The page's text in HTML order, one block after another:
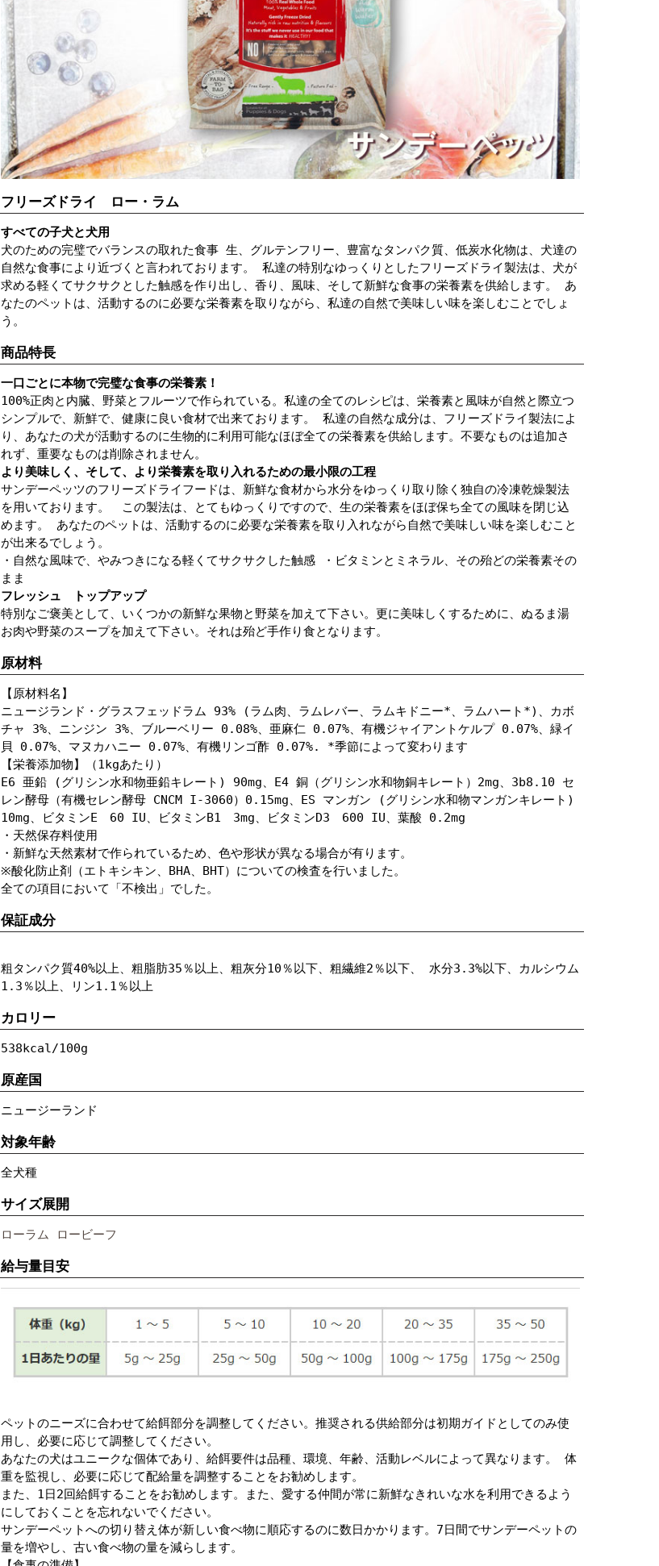
フリーズドライ ロー・ラム
すべての子犬と犬用
犬のための完璧でバランスの取れた食事 生、グルテンフリー、豊富なタンパク質、低炭水化物は、犬達の
自然な食事により近づくと言われております。 私達の特別なゆっくりとしたフリーズドライ製法は、犬が
求める軽くてサクサクとした触感を作り出し、香り、風味、そして新鮮な食事の栄養素を供給します。 あ
なたのペットは、活動するのに必要な栄養素を取りながら、私達の自然で美味しい味を楽しむことでしょ
う。
商品特長
一口ごとに本物で完璧な食事の栄養素！
100%正肉と内臓、野菜とフルーツで作られている。私達の全てのレシピは、栄養素と風味が自然と際立つ
シンプルで、新鮮で、健康に良い食材で出来ております。 私達の自然な成分は、フリーズドライ製法によ
り、あなたの犬が活動するのに生物的に利用可能なほぼ全ての栄養素を供給します。不要なものは追加さ
れず、重要なものは削除されません。
より美味しく、そして、より栄養素を取り入れるための最小限の工程
サンデーペッツのフリーズドライフードは、新鮮な食材から水分をゆっくり取り除く独自の冷凍乾燥製法
を用いております。 この製法は、とてもゆっくりですので、生の栄養素をほぼ保ち全ての風味を閉じ込
めます。 あなたのペットは、活動するのに必要な栄養素を取り入れながら自然で美味しい味を楽しむこと
が出来るでしょう。
・自然な風味で、やみつきになる軽くてサクサクした触感 ・ビタミンとミネラル、その殆どの栄養素その
まま
フレッシュ トップアップ
特別なご褒美として、いくつかの新鮮な果物と野菜を加えて下さい。更に美味しくするために、ぬるま湯
お肉や野菜のスープを加えて下さい。それは殆ど手作り食となります。
原材料
【原材料名】
ニュージランド・グラスフェッドラム 93% (ラム肉、ラムレバー、ラムキドニー*、ラムハート*)、カボ
チャ 3%、ニンジン 3%、ブルーベリー 0.08%、亜麻仁 0.07%、有機ジャイアントケルプ 0.07%、緑イ
貝 0.07%、マヌカハニー 0.07%、有機リンゴ酢 0.07%. *季節によって変わります
【栄養添加物】（1kgあたり）
E6 亜鉛 (グリシン水和物亜鉛キレート) 90mg、E4 銅（グリシン水和物銅キレート）2mg、3b8.10 セ
レン酵母（有機セレン酵母 CNCM I-3060）0.15mg、ES マンガン (グリシン水和物マンガンキレート)
10mg、ビタミンE 60 IU、ビタミンB1 3mg、ビタミンD3 600 IU、葉酸 0.2mg
・天然保存料使用
・新鮮な天然素材で作られているため、色や形状が異なる場合が有ります。
※酸化防止剤（エトキシキン、BHA、BHT）についての検査を行いました。
全ての項目において「不検出」でした。
保証成分
粗タンパク質40%以上、粗脂肪35％以上、粗灰分10％以下、粗繊維2％以下、 水分3.3%以下、カルシウム
1.3％以上、リン1.1％以上
カロリー
538kcal/100g
原産国
ニュージーランド
対象年齢
全犬種
サイズ展開
ローラム ロービーフ
給与量目安
ペットのニーズに合わせて給餌部分を調整してください。推奨される供給部分は初期ガイドとしてのみ使
用し、必要に応じて調整してください。
あなたの犬はユニークな個体であり、給餌要件は品種、環境、年齢、活動レベルによって異なります。 体
重を監視し、必要に応じて配給量を調整することをお勧めします。
また、1日2回給餌することをお勧めします。また、愛する仲間が常に新鮮なきれいな水を利用できるよう
にしておくことを忘れないでください。
サンデーペットへの切り替え体が新しい食べ物に順応するのに数日かかります。7日間でサンデーペットの
量を増やし、古い食べ物の量を減らします。